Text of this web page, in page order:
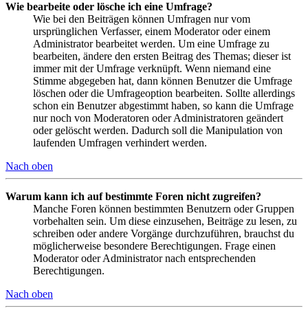
Wie bearbeite oder lösche ich eine Umfrage?
Wie bei den Beiträgen können Umfragen nur vom
ursprünglichen Verfasser, einem Moderator oder einem
Administrator bearbeitet werden. Um eine Umfrage zu
bearbeiten, ändere den ersten Beitrag des Themas; dieser ist
immer mit der Umfrage verknüpft. Wenn niemand eine
Stimme abgegeben hat, dann können Benutzer die Umfrage
löschen oder die Umfrageoption bearbeiten. Sollte allerdings
schon ein Benutzer abgestimmt haben, so kann die Umfrage
nur noch von Moderatoren oder Administratoren geändert
oder gelöscht werden. Dadurch soll die Manipulation von
laufenden Umfragen verhindert werden.
Nach oben
Warum kann ich auf bestimmte Foren nicht zugreifen?
Manche Foren können bestimmten Benutzern oder Gruppen
vorbehalten sein. Um diese einzusehen, Beiträge zu lesen, zu
schreiben oder andere Vorgänge durchzuführen, brauchst du
möglicherweise besondere Berechtigungen. Frage einen
Moderator oder Administrator nach entsprechenden
Berechtigungen.
Nach oben